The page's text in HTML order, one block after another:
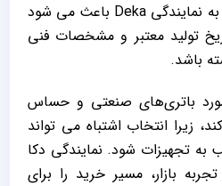
دست آورده است. مراجعه به نمایندگی Deka باعث می ‌شود
تولید معتبر و مشخصات فنی
باشد.
باتری‌های صنعتی و حساس
زیرا انتخاب اشتباه می‌ تواند
به تجهیزات شود. نمایندگی دکا
بازار، مسیر خرید را برای